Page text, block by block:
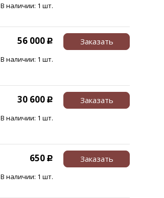
В наличии: 1 шт.
56 000 Р
В наличии: 1 шт.
Заказать
30 600 Р
В наличии: 1 шт.
Заказать
650 Р
В наличии: 1 шт.
Заказать